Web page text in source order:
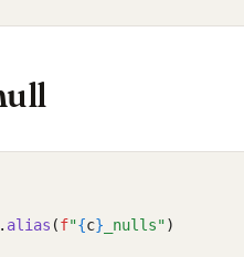
alias (f"{c} _nulls")